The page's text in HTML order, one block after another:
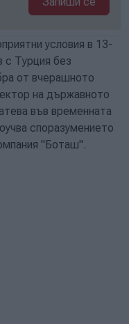
условия в 13-
с Турция без
от вчерашното
на държавното
във временната
споразумението
"Боташ".